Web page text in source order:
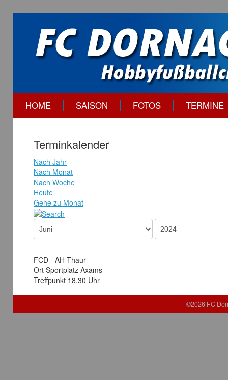
HOME SAISON FOTOS TERMINE
Terminkalender
Nach Jahr
Nach Monat
Nach Woche
Heute
Gehe zu Monat
FCD - AH Thaur
Ort Sportplatz Axams
Treffpunkt 18.30 Uhr
©2026 FC